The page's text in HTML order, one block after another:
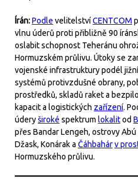
Írán:Podle velitelstvíCENTCOM
vlnu úderů proti přibližně 90
oslabit schopnost Teheránu
Hormuzském průlivu. Útoky se
vojenské infrastruktury podél
systémů protivzdušné obrany,
prostředků, skladů raket a
kapacit a logistických zařízení.
úderyširoké spektrum lokalitod
přes Bandar Lengeh, ostrovy Abú
Džask, Konárak a Čáhbahárv
Hormuzského průlivu.